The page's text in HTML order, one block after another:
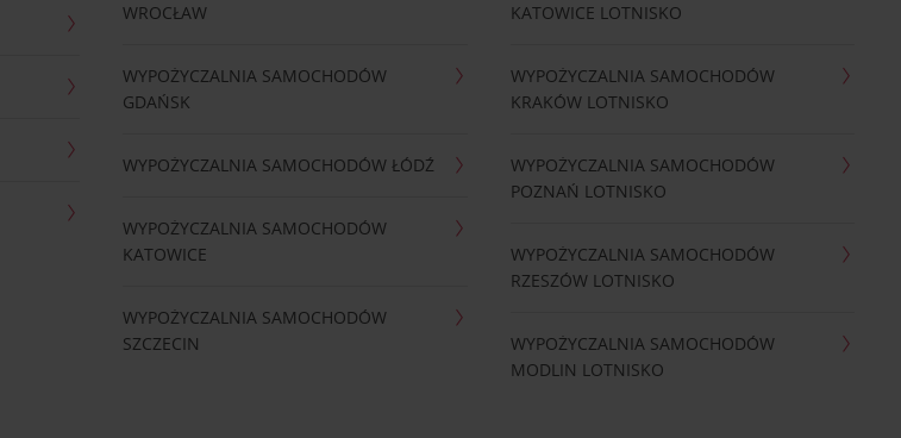
WROCŁAW
WYPOŻYCZALNIA SAMOCHODÓW
GDAŃSK
WYPOŻYCZALNIA SAMOCHODÓW ŁÓDŹ
WYPOŻYCZALNIA SAMOCHODÓW
KATOWICE
WYPOŻYCZALNIA SAMOCHODÓW
SZCZECIN
KATOWICE LOTNISKO
WYPOŻYCZALNIA SAMOCHODÓW
KRAKÓW LOTNISKO
WYPOŻYCZALNIA SAMOCHODÓW
POZNAŃ LOTNISKO
WYPOŻYCZALNIA SAMOCHODÓW
RZESZÓW LOTNISKO
WYPOŻYCZALNIA SAMOCHODÓW
MODLIN LOTNISKO